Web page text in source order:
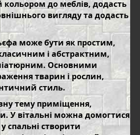
до меблів, додасть
вигляду та додасть
може бути як простим,
і абстрактним,
Основними
тварин і рослин,
стиль.
тему приміщення,
У вітальні можна домогтися
спальні створити